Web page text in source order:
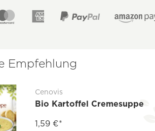
Empfehlung
Cenovis
Bio Kartoffel Cremesuppe
1,59 €*